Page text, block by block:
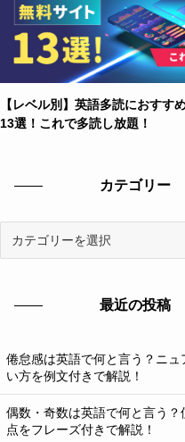
【レベル別】英語多読におすす
13選！これで多読し放題！
カテゴリー
最近の投稿
倦怠感は英語で何と言う？ニュ
い方を例文付きで解説！
偶数・奇数は英語で何と言う？
点をフレーズ付きで解説！